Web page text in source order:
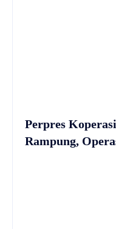
Perpres
Rampung,